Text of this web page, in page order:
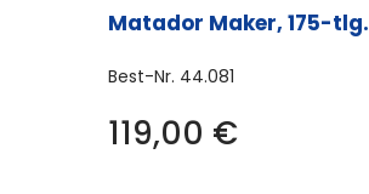
Matador Maker, 175-tlg.
Best-Nr. 44.081
119,00 €